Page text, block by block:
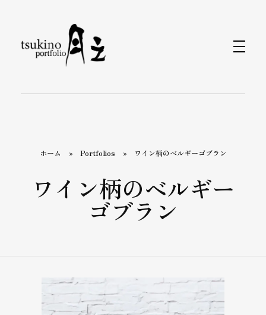
ホーム » Portfolios » ワイン柄のベルギーゴブラン
ワイン柄のベルギー
ゴブラン